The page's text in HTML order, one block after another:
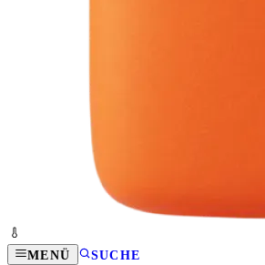
MENÜ SUCHE